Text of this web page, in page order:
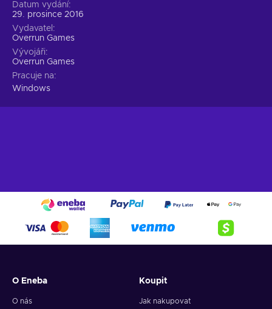
Datum vydání
29. prosince 2016
Vydavatel
Overrun Games
Vývojáři
Overrun Games
Pracuje na
Windows
O Eneba
O nás
Koupit
Jak nakupovat